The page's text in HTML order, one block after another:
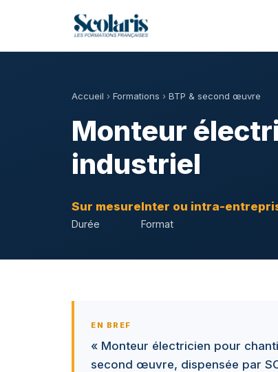
Accueil › Formations › BTP & second œuvre
Monteur
industriel
Sur mesure
Durée
Inter ou intra-
Format
EN BREF
« Monteur électricien pour
second œuvre, dispensée par